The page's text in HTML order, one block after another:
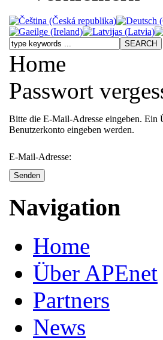
Home
Passwort
Bitte die E-Mail-Adresse eingeben. Ein
Benutzerkonto eingeben werden.
E-Mail-Adresse:
Senden
Navigation
Home
Über APEnet
Partners
News